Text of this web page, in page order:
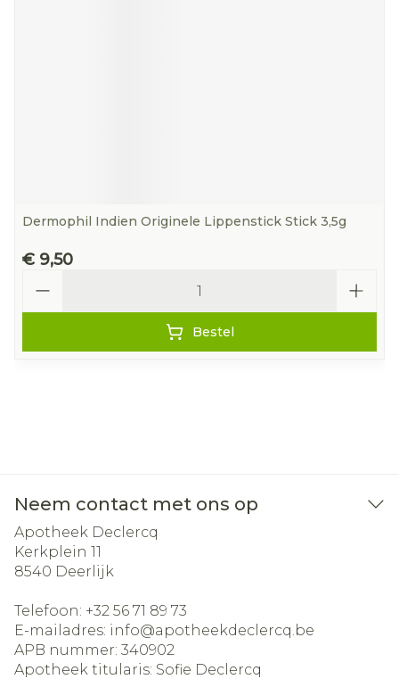
Dermophil Indien Originele Lippenstick Stick 3,5g
€ 9,50
Bestel
Neem contact met ons op
Apotheek Declercq
Kerkplein 11
8540 Deerlijk
Telefoon: +32 56 71 89 73
E-mailadres: info@apotheekdeclercq.be
APB nummer: 340902
Apotheek titularis: Sofie Declercq